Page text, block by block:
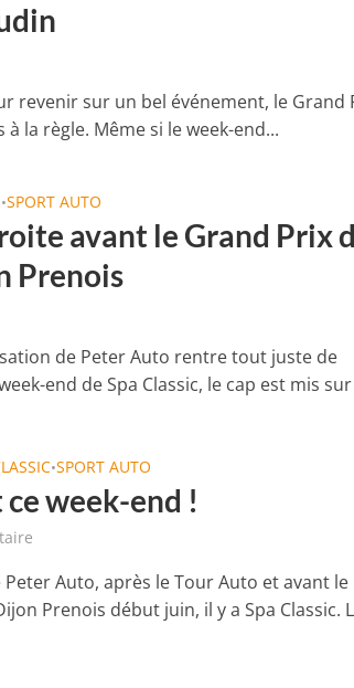
revenir sur un bel événement, le Grand
à la règle. Même si le week-end...
•SPORT AUTO
avant le Grand Prix
Prenois
de Peter Auto rentre tout juste de
end de Spa Classic, le cap est mis
•SPORT AUTO
ce week-end !
Auto, après le Tour Auto et avant le
Prenois début juin, il y a Spa Classic.